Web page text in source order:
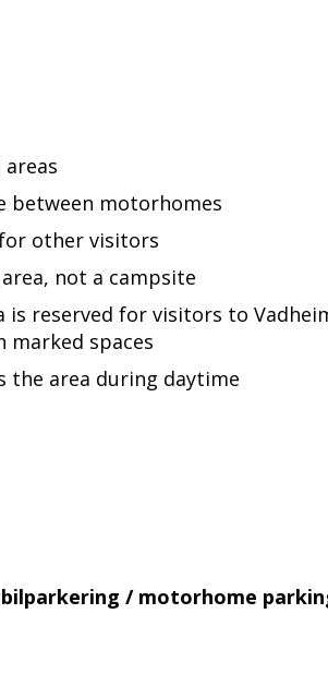
between motorhomes
other visitors
not a campsite
is reserved for visitors to
spaces
the area during daytime
/ motorhome